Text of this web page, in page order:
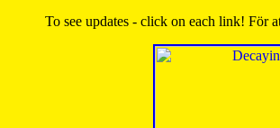
To see updates - click on each link! För